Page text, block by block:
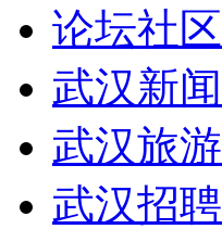
论坛社区
武汉新闻
武汉旅游
武汉招聘